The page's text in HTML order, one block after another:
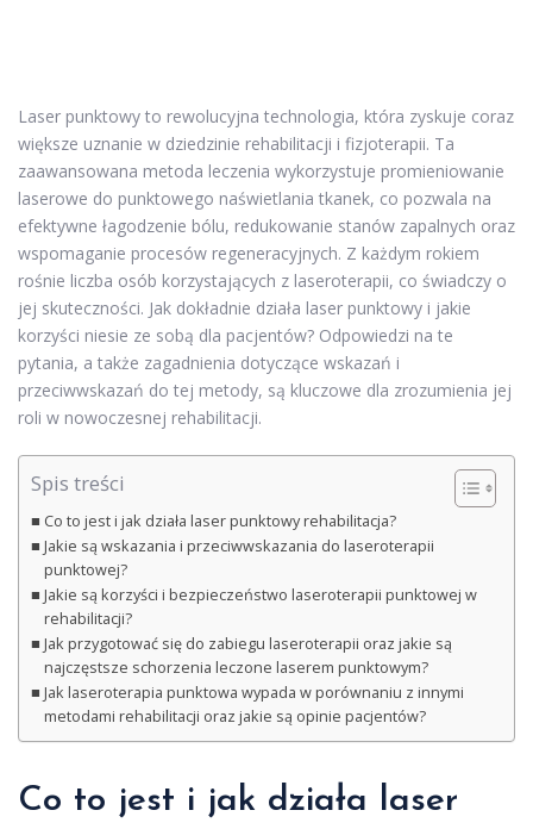
Laser punktowy to rewolucyjna technologia, która zyskuje coraz
większe uznanie w dziedzinie rehabilitacji i fizjoterapii. Ta
zaawansowana metoda leczenia wykorzystuje promieniowanie
laserowe do punktowego naświetlania tkanek, co pozwala na
efektywne łagodzenie bólu, redukowanie stanów zapalnych oraz
wspomaganie procesów regeneracyjnych. Z każdym rokiem
rośnie liczba osób korzystających z laseroterapii, co świadczy o
jej skuteczności. Jak dokładnie działa laser punktowy i jakie
korzyści niesie ze sobą dla pacjentów? Odpowiedzi na te
pytania, a także zagadnienia dotyczące wskazań i
przeciwwskazań do tej metody, są kluczowe dla zrozumienia jej
roli w nowoczesnej rehabilitacji.
Spis treści
Co to jest i jak działa laser punktowy rehabilitacja?
Jakie są wskazania i przeciwwskazania do laseroterapii
punktowej?
Jakie są korzyści i bezpieczeństwo laseroterapii punktowej w
rehabilitacji?
Jak przygotować się do zabiegu laseroterapii oraz jakie są
najczęstsze schorzenia leczone laserem punktowym?
Jak laseroterapia punktowa wypada w porównaniu z innymi
metodami rehabilitacji oraz jakie są opinie pacjentów?
Co to jest i jak działa laser